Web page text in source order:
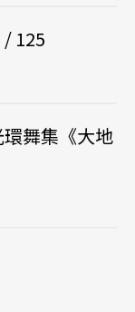
125
舞集《大地